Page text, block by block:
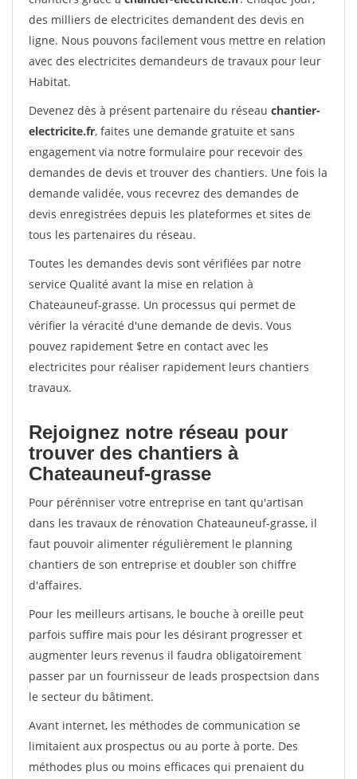
des milliers de electricites demandent des devis en
ligne. Nous pouvons facilement vous mettre en relation
avec des electricites demandeurs de travaux pour leur
Habitat.
Devenez dès à présent partenaire du réseau chantier-
electricite.fr, faites une demande gratuite et sans
engagement via notre formulaire pour recevoir des
demandes de devis et trouver des chantiers. Une fois la
demande validée, vous recevrez des demandes de
devis enregistrées depuis les plateformes et sites de
tous les partenaires du réseau.
Toutes les demandes devis sont vérifiées par notre
service Qualité avant la mise en relation à
Chateauneuf-grasse. Un processus qui permet de
vérifier la véracité d'une demande de devis. Vous
pouvez rapidement $etre en contact avec les
electricites pour réaliser rapidement leurs chantiers
travaux.
Rejoignez notre réseau pour
trouver des chantiers à
Chateauneuf-grasse
Pour pérénniser votre entreprise en tant qu'artisan
dans les travaux de rénovation Chateauneuf-grasse, il
faut pouvoir alimenter régulièrement le planning
chantiers de son entreprise et doubler son chiffre
d'affaires.
Pour les meilleurs artisans, le bouche à oreille peut
parfois suffire mais pour les désirant progresser et
augmenter leurs revenus il faudra obligatoirement
passer par un fournisseur de leads prospectsion dans
le secteur du bâtiment.
Avant internet, les méthodes de communication se
limitaient aux prospectus ou au porte à porte. Des
méthodes plus ou moins efficaces qui prenaient du